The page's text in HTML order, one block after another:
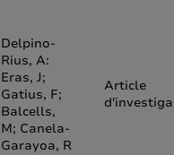
Delpino-
Rius, A:
Eras, J;
Gatius, F;
Balcells,
M; Canela-
Garayoa, R
Article